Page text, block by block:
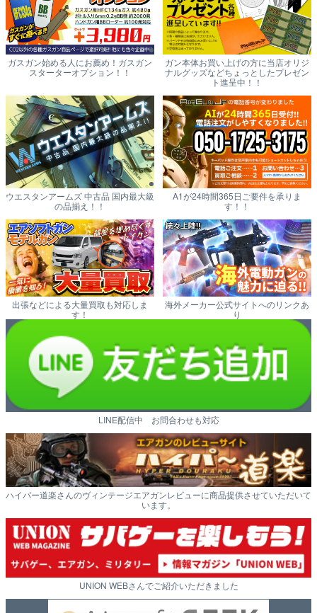
ガスガン始める人にお薦め！ガスガン
スターターオプション！！
ガン本体お買い上げの方に当店オリジ
ナルグッズなどちょっとしたプレゼン
ト進呈中！！
ウエスタンアームズ 中古品 国内最大級
の品揃え！！
A1が24時間365日ご要件を承りま
す！！
出張などによる大量買取も対応しま
す！
海外メーカー公式サイトへのリンクあ
り
LINE配信中 お問合わせも対応
ハイパー道楽さんのヴィンテージエアガンレビューに商品提供させていただいて
います。
UNION WEBさんでご紹介いただきました